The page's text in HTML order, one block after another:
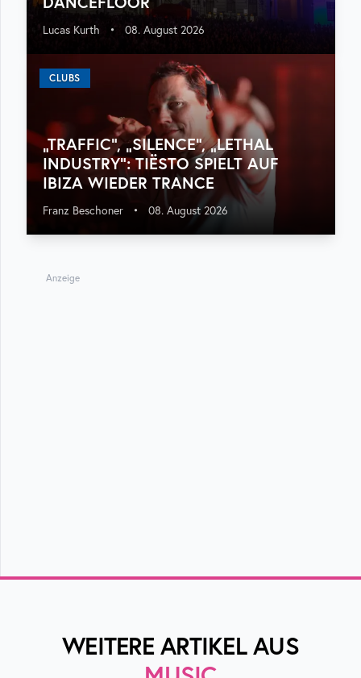
Lucas Kurth • 08. August 2026
CLUBS
„TRAFFIC“, „SILENCE“, „LETHAL
INDUSTRY“: TIËSTO SPIELT AUF
IBIZA WIEDER TRANCE
Franz Beschoner • 08. August 2026
Anzeige
WEITERE ARTIKEL AUS